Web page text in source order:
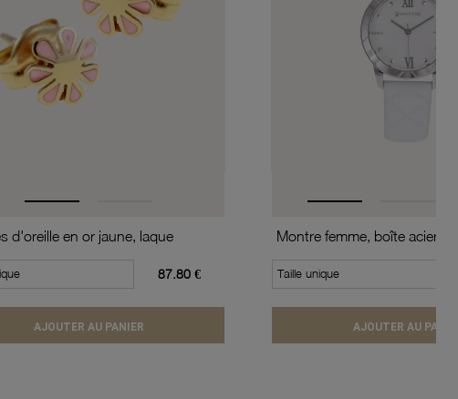
d'oreille en or jaune, laque
87.80 €
AJOUTER AU PANIER
Taille unique
AJOUTER AU